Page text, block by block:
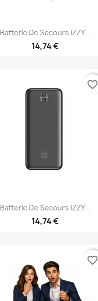
Batterie De Secours IZZY...
14,74 €
Batterie De Secours IZZY...
14,74 €
favorite_border
favorite_border